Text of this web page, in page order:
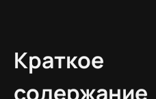
Краткое
содержание